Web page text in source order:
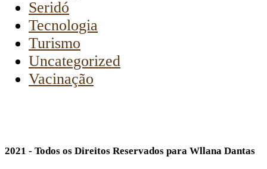
Seridó
Tecnologia
Turismo
Uncategorized
Vacinação
2021 - Todos os Direitos Reservados para Wllana Dantas